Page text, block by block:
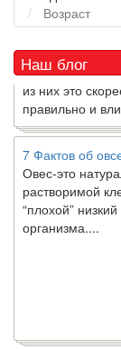
Возраст
Наш блог
5 причин
приходят в нашу
из них это
правильно и
Овес-это
растворимой
“плохой”
организма....